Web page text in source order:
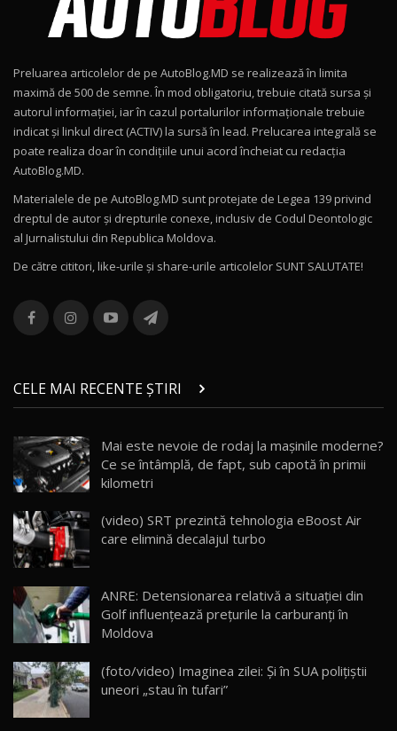
Noul Geely EX2 / Test Drive AutoBlog.MD
15:22
Mercedes-AMG E 53 HYBRID 4MATIC+ / Test
Drive AutoBlog.MD
16:27
11
Noul Volvo ES90 / Test Drive AutoBlog.MD
12
Noul MG HS / Test Drive AutoBlog.MD
16:48
13
combină aventura cu luxul / AutoBlog.MD
36:08
chinez care face lumea să se întoarcă după el
/ AutoBlog.MD
17:27
15 14:37
16
AutoBlogMD
13:10
17 20:06
Va fi modelul nr.1 BYD în Moldova? BYD Seal U
30:08
Preluarea articolelor de pe AutoBlog.MD se realizează în limita
maximă de 500 de semne. În mod obligatoriu, trebuie citată sursa și
autorul informației, iar în cazul portalurilor informaționale trebuie
indicat și linkul direct (ACTIV) la sursă în lead. Prelucarea integrală se
poate realiza doar în condițiile unui acord încheiat cu redacţia
AutoBlog.MD.
Materialele de pe AutoBlog.MD sunt protejate de Legea 139 privind
dreptul de autor și drepturile conexe, inclusiv de Codul Deontologic
al Jurnalistului din Republica Moldova.
De către cititori, like-urile şi share-urile articolelor SUNT SALUTATE!
CELE MAI RECENTE ȘTIRI
Mai este nevoie de rodaj la mașinile moderne?
Ce se întâmplă, de fapt, sub capotă în primii
kilometri
(video) SRT prezintă tehnologia eBoost Air
care elimină decalajul turbo
ANRE: Detensionarea relativă a situației din
Golf influențează prețurile la carburanți în
Moldova
(foto/video) Imaginea zilei: Și în SUA polițiștii
uneori „stau în tufari”